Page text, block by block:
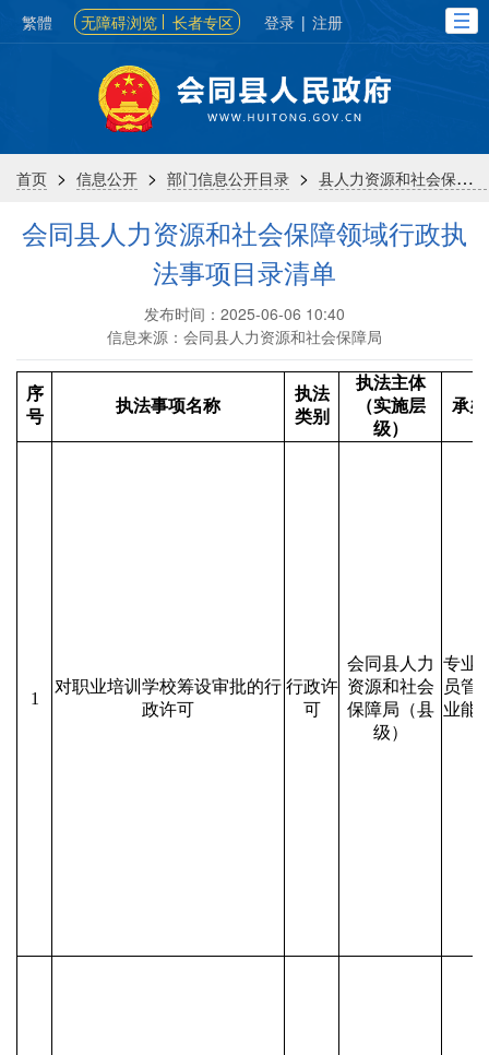
繁體 无障碍浏览 长者专区 登录 | 注册
首页 > 信息公开 > 部门信息公开目录 > 县人力资源和社会保障局
会同县人力资源和社会保障领域行政执
法事项目录清单
发布时间：2025-06-06 10:40
信息来源：会同县人力资源和社会保障局
序
号
执法事项名称
执法
类别
执法主体
（实施层
级）
承
1
对职业培训学校筹设审批的行
政许可
行政许
可
会同县人力
资源和社会
保障局（县
级）
专业
员管
业能